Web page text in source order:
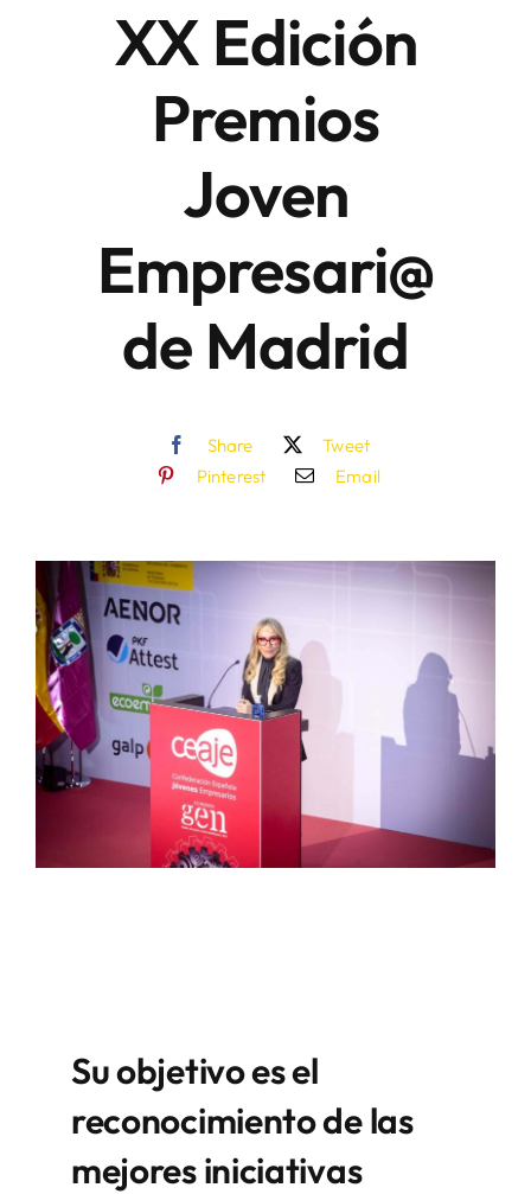
Sede Electrónica
XX Edición
Premios
Joven
Empresari@
de Madrid
Share
Tweet
Pinterest
Email
Su objetivo es el
reconocimiento de las
mejores iniciativas